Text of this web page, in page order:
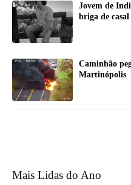
Jovem de
briga de
Caminhão
Martinópolis
Mais Lidas do Ano